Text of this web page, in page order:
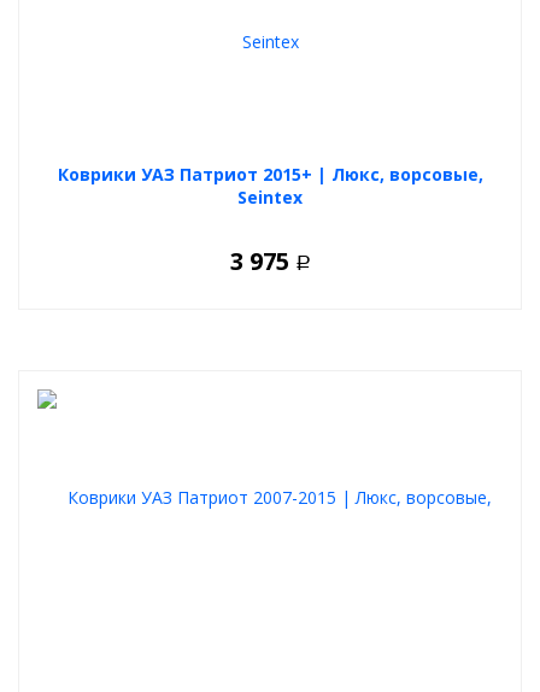
Коврики УАЗ Патриот 2015+ | Люкс, ворсовые,
Seintex
3 975 Р